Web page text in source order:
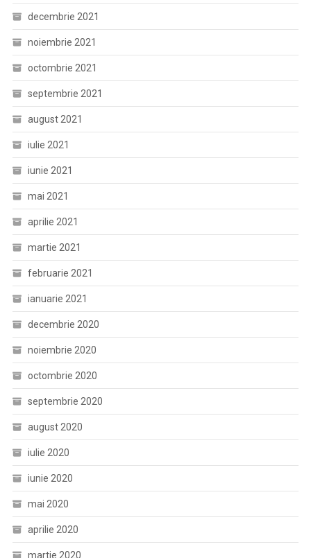
decembrie 2021
noiembrie 2021
octombrie 2021
septembrie 2021
august 2021
iulie 2021
iunie 2021
mai 2021
aprilie 2021
martie 2021
februarie 2021
ianuarie 2021
decembrie 2020
noiembrie 2020
octombrie 2020
septembrie 2020
august 2020
iulie 2020
iunie 2020
mai 2020
aprilie 2020
martie 2020